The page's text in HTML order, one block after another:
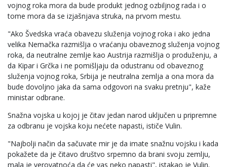
vojnog roka mora da bude produkt jednog ozbiljnog rada i o
tome mora da se izjašnjava struka, na prvom mestu.
"Ako Švedska vraća obavezu služenja vojnog roka i ako jedna
velika Nemačka razmišlja o vraćanju obaveznog služenja vojnog
roka, da neutralne zemlje kao Austrija razmišlja o produženju, a
da Kipar i Grčka i ne pomišljaju da odustranu od obaveznog
služenja vojnog roka, Srbija je neutralna zemlja a ona mora da
bude dovoljno jaka da sama odgovori na svaku pretnju", kaže
ministar odbrane.
Snažna vojska u kojoj je čitav jedan narod uključen u pripremne
za odbranu je vojska koju nećete napasti, ističe Vulin.
"Najbolji način da sačuvate mir je da imate snažnu vojsku i kada
pokažete da je čitavo društvo srpemno da brani svoju zemlju,
mala je verovatnoća da će vas neko napasti", istakao je Vulin.